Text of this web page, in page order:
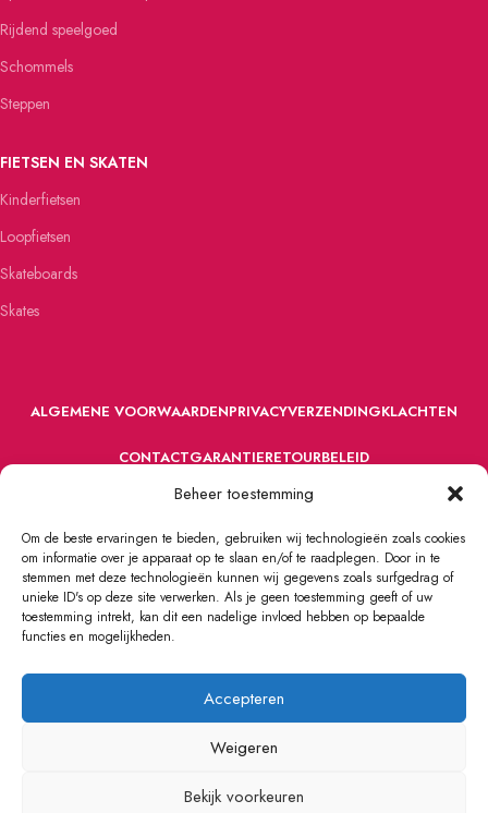
Beheer toestemming
Om de beste ervaringen te bieden, gebruiken wij technologieën zoals cookies
om informatie over je apparaat op te slaan en/of te raadplegen. Door in te
stemmen met deze technologieën kunnen wij gegevens zoals surfgedrag of
unieke ID's op deze site verwerken. Als je geen toestemming geeft of uw
toestemming intrekt, kan dit een nadelige invloed hebben op bepaalde
functies en mogelijkheden.
Accepteren
Weigeren
Bekijk voorkeuren
Rijdend speelgoed
Schommels
Steppen
FIETSEN EN SKATEN
Kinderfietsen
Loopfietsen
Skateboards
Skates
ALGEMENE VOORWAARDENPRIVACYVERZENDINGKLACHTEN
CONTACTGARANTIERETOURBELEID
VOORDEFUN.NL 2022 Powered by Handelsonderneming MELS.